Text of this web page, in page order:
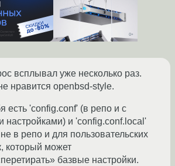
всплывал уже несколько раз.
нравится openbsd-style.
есть 'config.conf' (в репо и с
настройками) и 'config.conf.local'
в репо и для пользовательских
который может
базвые настройки.